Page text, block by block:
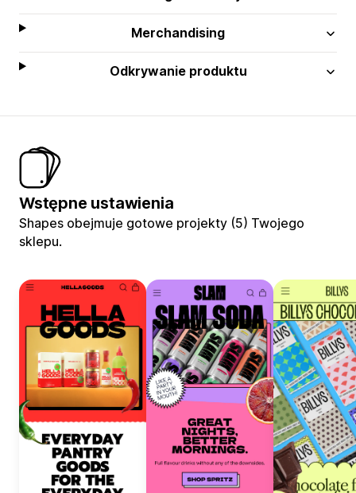
Merchandising
Odkrywanie produktu
Wstępne ustawienia
Shapes obejmuje gotowe projekty (5) Twojego
sklepu.